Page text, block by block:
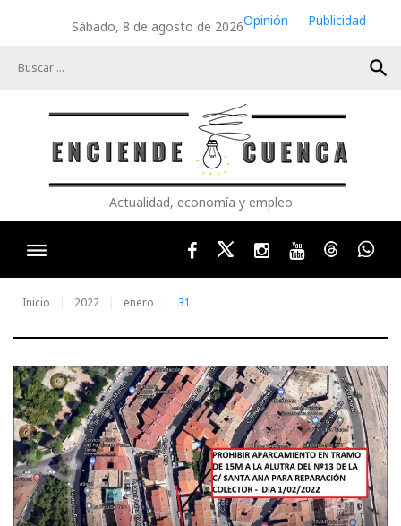
Sábado, 8 de agosto de 2026Opinión
Publicidad
search
Actualidad, economía y empleo
FacebookTwitterInstagram
YoutubeThreads
Inicio 2022 enero 31
Día:
31
de
enero
de
2022